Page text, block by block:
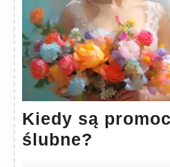
Kiedy są
ślubne?